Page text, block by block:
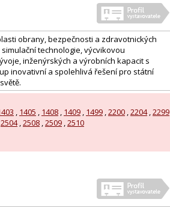
obrany, bezpečnosti a zdravotnických
technologie, výcvikovou
inženýrských a výrobních kapacit s
inovativní a spolehlivá řešení pro státní
, 1405 , 1408 , 1409 , 1499 ,2200 ,2204,2299
2504,2508 ,2509 ,2510